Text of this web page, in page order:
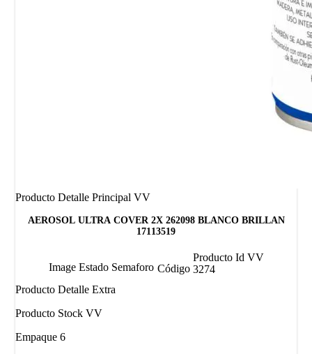
Producto Detalle Principal VV
AEROSOL ULTRA COVER 2X 262098 BLANCO BRILLAN
17113519
Image Estado Semaforo Código
Producto Id VV
3274
Producto Detalle Extra
Producto Stock VV
Empaque 6